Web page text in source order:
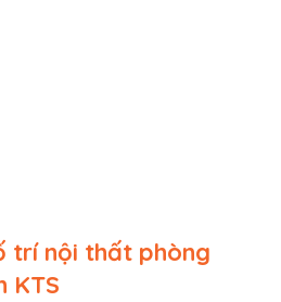
trí nội thất phòng
KTS